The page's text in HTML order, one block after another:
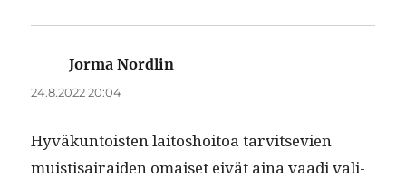
Jorma Nordlin
24.8.2022 20:04
Hyväkun­tois­t­en laitoshoitoa tarvit­se­vien
muis­ti­sairaiden omaiset eivät aina vaa­di val­i­